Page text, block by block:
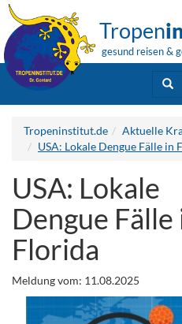
Tropen
gesund reisen &
Tropeninstitut.de
Aktuelle
USA: Lokale Dengue Fälle in
USA: Lokale
Dengue Fälle
Florida
Meldung vom: 11.08.2025